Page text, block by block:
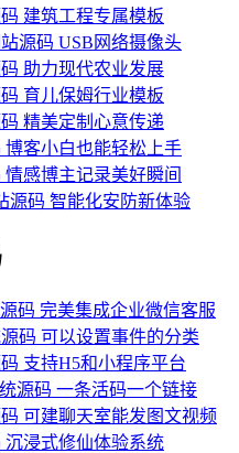
建筑工程专属模板
源码 USB网络摄像头
助力现代农业发展
育儿保姆行业模板
精美定制心意传递
客小白也能轻松上手
感博主记录美好瞬间
源码 智能化安防新体验
码 完美集成企业微信客服
码 可以设置事件的分类
支持H5和小程序平台
源码 一条活码一个链接
可建聊天室能发图文视频
浸式修仙体验系统